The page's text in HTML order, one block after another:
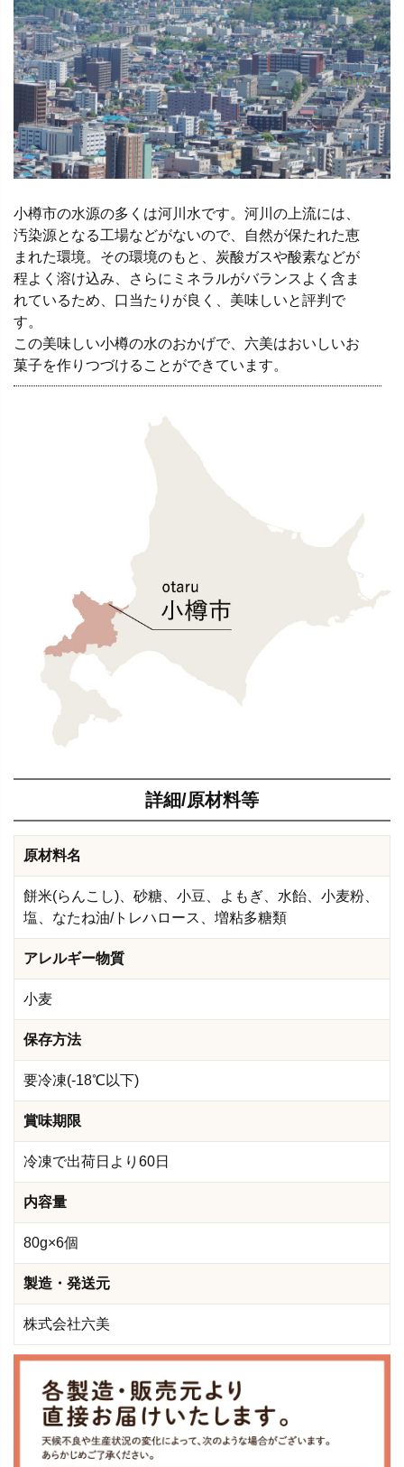
小樽市の水源の多くは河川水です。河川の上流には、
汚染源となる工場などがないので、自然が保たれた恵
まれた環境。その環境のもと、炭酸ガスや酸素などが
程よく溶け込み、さらにミネラルがバランスよく含ま
れているため、口当たりが良く、美味しいと評判で
す。
この美味しい小樽の水のおかげで、六美はおいしいお
菓子を作りつづけることができています。
詳細/原材料等
原材料名
餅米(らんこし)、砂糖、小豆、よもぎ、水飴、小麦粉、
塩、なたね油/トレハロース、増粘多糖類
アレルギー物質
小麦
保存方法
要冷凍(-18℃以下)
賞味期限
冷凍で出荷日より60日
内容量
80g×6個
製造・発送元
株式会社六美